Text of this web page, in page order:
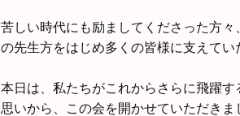
苦しい時代にも励ましてくださった方
の先生方をはじめ多くの皆様に支えてい
本日は、私たちがこれからさらに飛躍
思いから、この会を開かせていただきま